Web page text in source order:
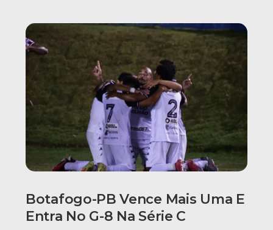
Botafogo-PB Vence Mais Uma E
Entra No G-8 Na Série C